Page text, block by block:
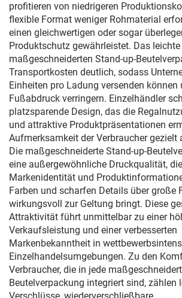
profitieren von niedrigeren
flexible Format weniger Rohmaterial
einen gleichwertigen oder sogar
Produktschutz gewährleistet. Das
maßgeschneiderten Stand-up-
Transportkosten deutlich, sodass
Einheiten pro Ladung versenden können
Fußabdruck verringern. Einzelhändler
platzsparende Design, das die
und attraktive Produktpräsentationen
Aufmerksamkeit der Verbraucher gezielt
Die maßgeschneiderte Stand-up-
eine außergewöhnliche Druckqualität,
Markenidentität und
Farben und scharfen Details über große
wirkungsvoll zur Geltung bringt. Diese
Attraktivität führt unmittelbar zu einer
Verkaufsleistung und einer verbesserten
Markenbekanntheit in
Einzelhandelsumgebungen. Zu den
Verbraucher, die in jede
Beutelverpackung integriert sind, zählen